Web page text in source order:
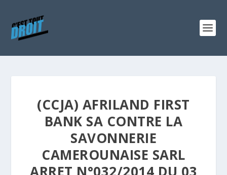
(CCJA) AFRILAND FIRST
BANK SA CONTRE LA
SAVONNERIE
CAMEROUNAISE SARL